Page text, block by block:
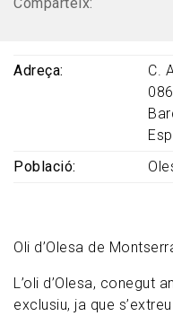
Oli d’Olesa de
L’oli d’Olesa, conegut
exclusiu, ja que
Adreça
C.
Població